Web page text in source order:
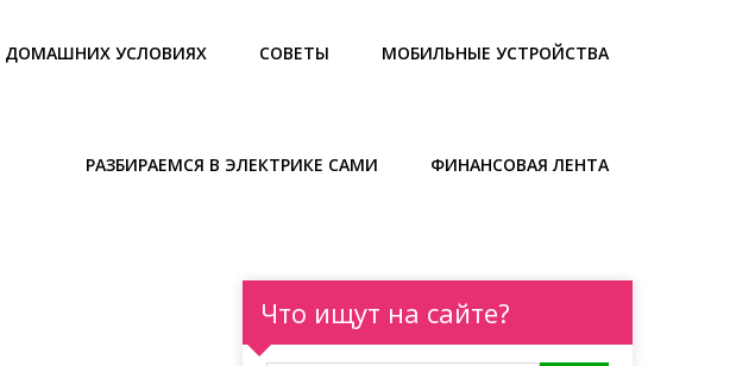
ДОМАШНИХ УСЛОВИЯХ СОВЕТЫ МОБИЛЬНЫЕ УСТРОЙСТВА
РАЗБИРАЕМСЯ В ЭЛЕКТРИКЕ САМИ ФИНАНСОВАЯ ЛЕНТА
Что ищут на сайте?